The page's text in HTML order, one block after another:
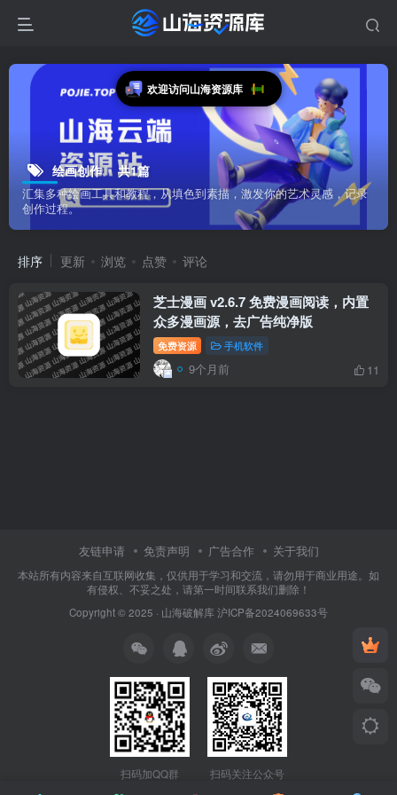
绘画创作 共1篇
汇集多种绘画工具和教程，从填色到素描，激发你的艺术灵感，记录
创作过程。
排序 更新 浏览 点赞 评论
芝士漫画 v2.6.7 免费漫画阅读，内置
众多漫画源，去广告纯净版
免费资源 手机软件
9个月前 11
友链申请 免责声明 广告合作 关于我们
本站所有内容来自互联网收集，仅供用于学习和交流，请勿用于商业用途。如
有侵权、不妥之处，请第一时间联系我们删除！
Copyright © 2025 · 山海破解库沪ICP备2024069633号
扫码加QQ群 扫码关注公众号
欢迎访问山海资源库